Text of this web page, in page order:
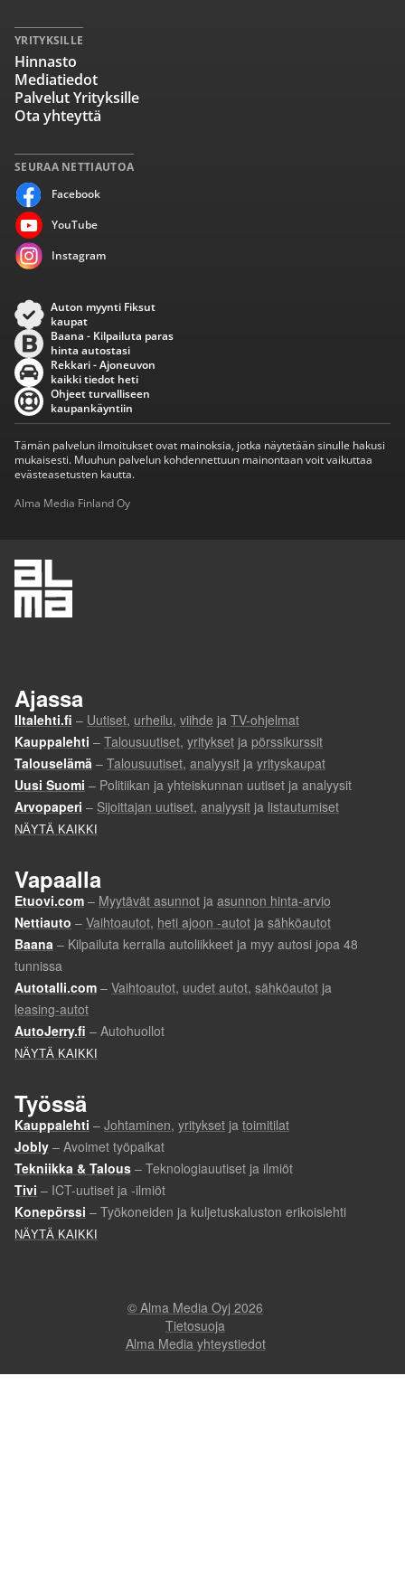
SEURAA NETTIAUTOA
Facebook
YouTube
Instagram
YRITYKSILLE
Hinnasto
Mediatiedot
Palvelut Yrityksille
Ota yhteyttä
Auton myynti Fiksut
kaupat
Baana - Kilpailuta paras
hinta autostasi
Rekkari - Ajoneuvon
kaikki tiedot heti
Ohjeet turvalliseen
kaupankäyntiin
Tämän palvelun ilmoitukset ovat mainoksia, jotka näytetään sinulle hakusi
mukaisesti. Muuhun palvelun kohdennettuun mainontaan voit vaikuttaa
evästeasetusten kautta.
Alma Media Finland Oy